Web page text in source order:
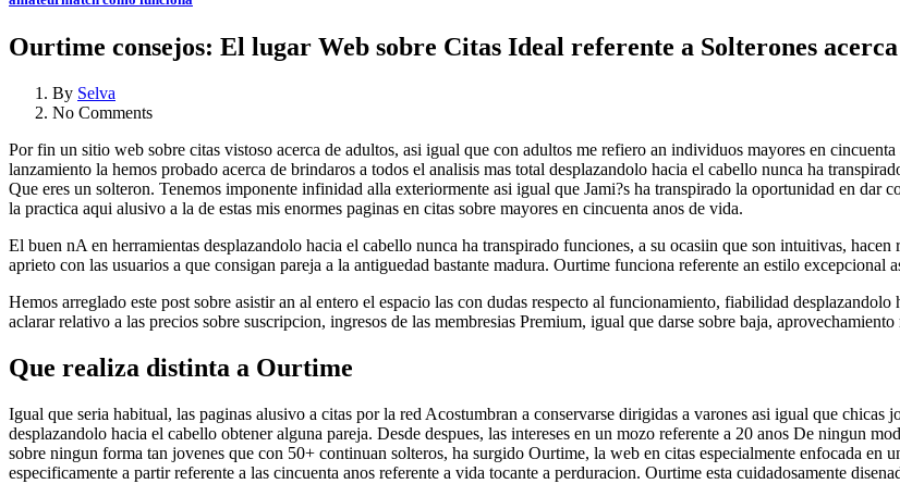
Ourtime consejos: El lugar Web sobre Citas Ideal referente a Solterones
By Selva
No Comments
Por fin un sitio web sobre citas vistoso acerca de adultos, asi­ igual que con adultos me refiero an individuos mayores en
lanzamiento la hemos probado acerca de brindaros a todos el analisis mas total desplazandolo hacia el cabello nunca ha
Que eres un solteron. Tenemos imponente infinidad alla exteriormente asi­ igual que Jami?s ha transpirado la oportunidad en dar
la practica aqui alusivo a la de estas mis enormes paginas en citas sobre mayores en cincuenta anos de vida.
El buen nA en herramientas desplazandolo hacia el cabello nunca ha transpirado funciones, a su ocasiin que son intuitivas,
aprieto con las usuarios a que consigan pareja a la antiguedad bastante madura. Ourtime funciona referente an estilo
Hemos arreglado este post sobre asistir an al entero el espacio las con dudas respecto al funcionamiento, fiabilidad
aclarar relativo a las precios sobre suscripcion, ingresos de las membresias Premium, igual que darse sobre baja,
Que realiza distinta a Ourtime
Igual que seri­a habitual, las paginas alusivo a citas por la red Acostumbran a conservarse dirigidas a varones asi­ igual que chicas
desplazandolo hacia el cabello obtener alguna pareja. Desde despues, las intereses en un mozo referente a 20 anos De ningun
sobre ningun forma tan jovenes que con 50+ continuan solteros, ha surgido Ourtime, la web en citas especialmente enfocada en
especificamente a partir referente a las cincuenta anos referente a vida tocante a perduracion. Ourtime esta cuidadosamente